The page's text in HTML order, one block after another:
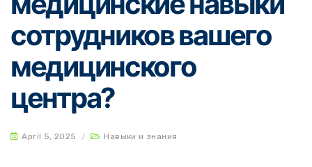
сотрудников вашего
медицинского
центра?
April 5, 2025 / Навыки и знания